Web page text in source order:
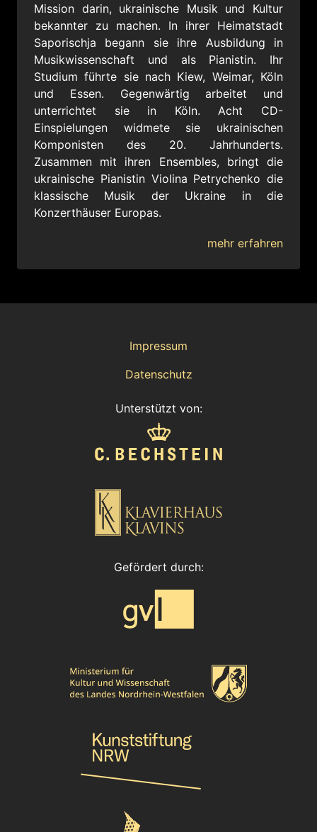
Mission darin, ukrainische Musik und Kultur
bekannter zu machen. In ihrer Heimatstadt
Saporischja begann sie ihre Ausbildung in
Musikwissenschaft und als Pianistin. Ihr
Studium führte sie nach Kiew, Weimar, Köln
und Essen. Gegenwärtig arbeitet und
unterrichtet sie in Köln. Acht CD-
Einspielungen widmete sie ukrainischen
Komponisten des 20. Jahrhunderts.
Zusammen mit ihren Ensembles, bringt die
ukrainische Pianistin Violina Petrychenko die
klassische Musik der Ukraine in die
Konzerthäuser Europas.
mehr erfahren
Impressum
Datenschutz
Unterstützt von:
Gefördert durch: